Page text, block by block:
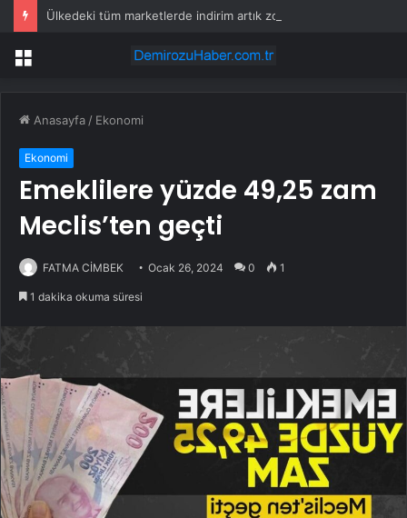
Ülkedeki tüm marketlerde indirim artık zorunlu
Menü
Anasayfa / Ekonomi
Ekonomi
Emeklilere yüzde 49,25 zam
Meclis’ten geçti
FATMA CİMBEK Ocak 26, 2024 0 1
1 dakika okuma süresi